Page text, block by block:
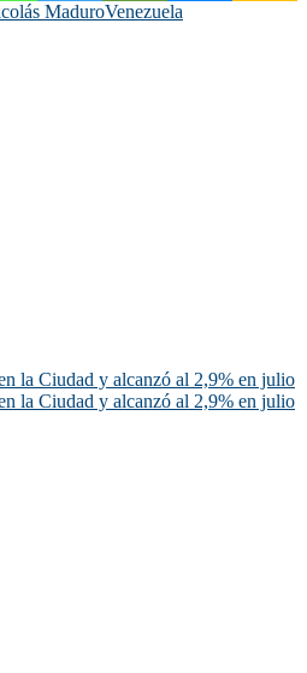
MaduroVenezuela
la Ciudad y alcanzó al 2,9% en julio
la Ciudad y alcanzó al 2,9% en julio